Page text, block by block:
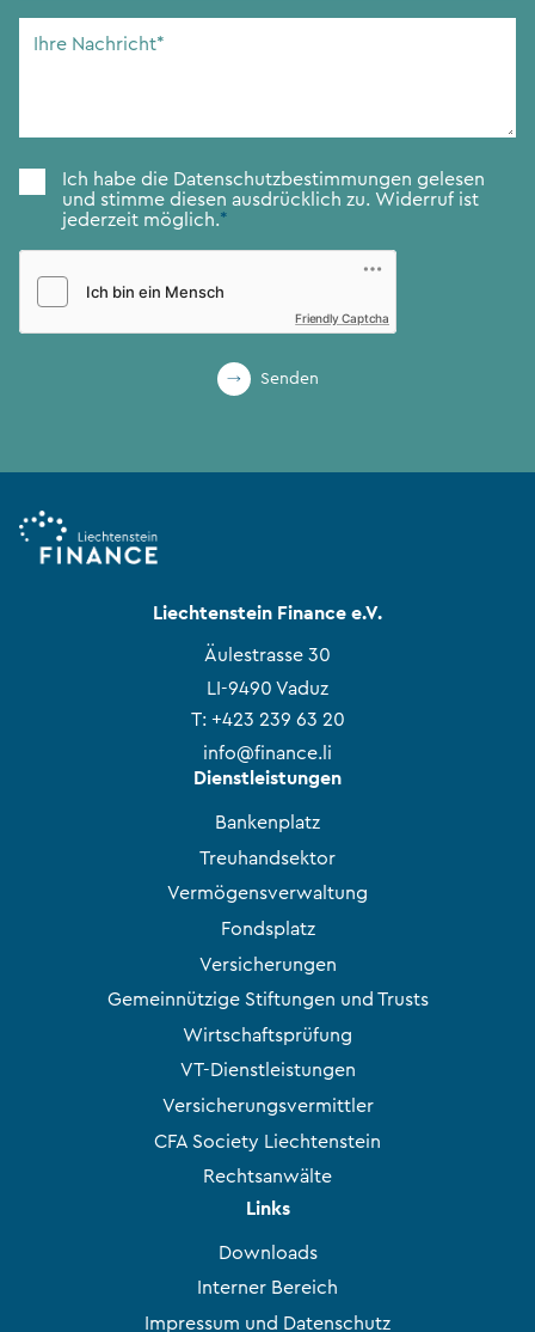
Adresse*
Ihre
Zustimmung*
Ich habe die Datenschutzbestimmungen gelesen
und stimme diesen ausdrücklich zu. Widerruf ist
jederzeit möglich.*
Friendly Captcha
Senden
Liechtenstein Finance e.V.
Äulestrasse 30
LI-9490 Vaduz
T: +423 239 63 20
info@finance.li
Dienstleistungen
Bankenplatz
Treuhandsektor
Vermögensverwaltung
Fondsplatz
Versicherungen
Gemeinnützige Stiftungen und Trusts
Wirtschaftsprüfung
VT-Dienstleistungen
Versicherungsvermittler
CFA Society Liechtenstein
Rechtsanwälte
Links
Downloads
Interner Bereich
Impressum und Datenschutz